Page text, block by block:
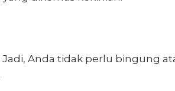
Anda tidak perlu bingung